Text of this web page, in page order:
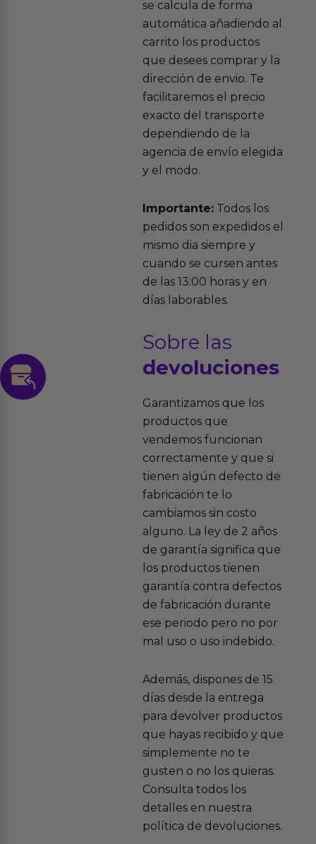
se calcula de forma
automática añadiendo al
carrito los productos
que desees comprar y la
dirección de envio. Te
facilitaremos el precio
exacto del transporte
dependiendo de la
agencia de envío elegida
y el modo.
Importante:Todos los
pedidos son expedidos el
mismo dia siempre y
cuando se cursen antes
de las 13:00 horas y en
días laborables.
Sobre las
devoluciones
Garantizamos que los
productos que
vendemos funcionan
correctamente y que si
tienen algún defecto de
fabricación te lo
cambiamos sin costo
alguno. La ley de 2 años
de garantía significa que
los productos tienen
garantía contra defectos
de fabricación durante
ese periodo pero no por
mal uso o uso indebido.
Además, dispones de 15
días desde la entrega
para devolver productos
que hayas recibido y que
simplemente no te
gusten o no los quieras.
Consulta todos los
detalles en nuestra
política de devoluciones.